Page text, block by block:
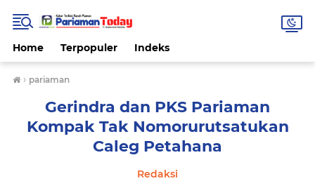
Home Terpopuler Indeks
› pariaman
Gerindra dan PKS Pariaman
Kompak Tak Nomorurutsatukan
Caleg Petahana
Redaksi